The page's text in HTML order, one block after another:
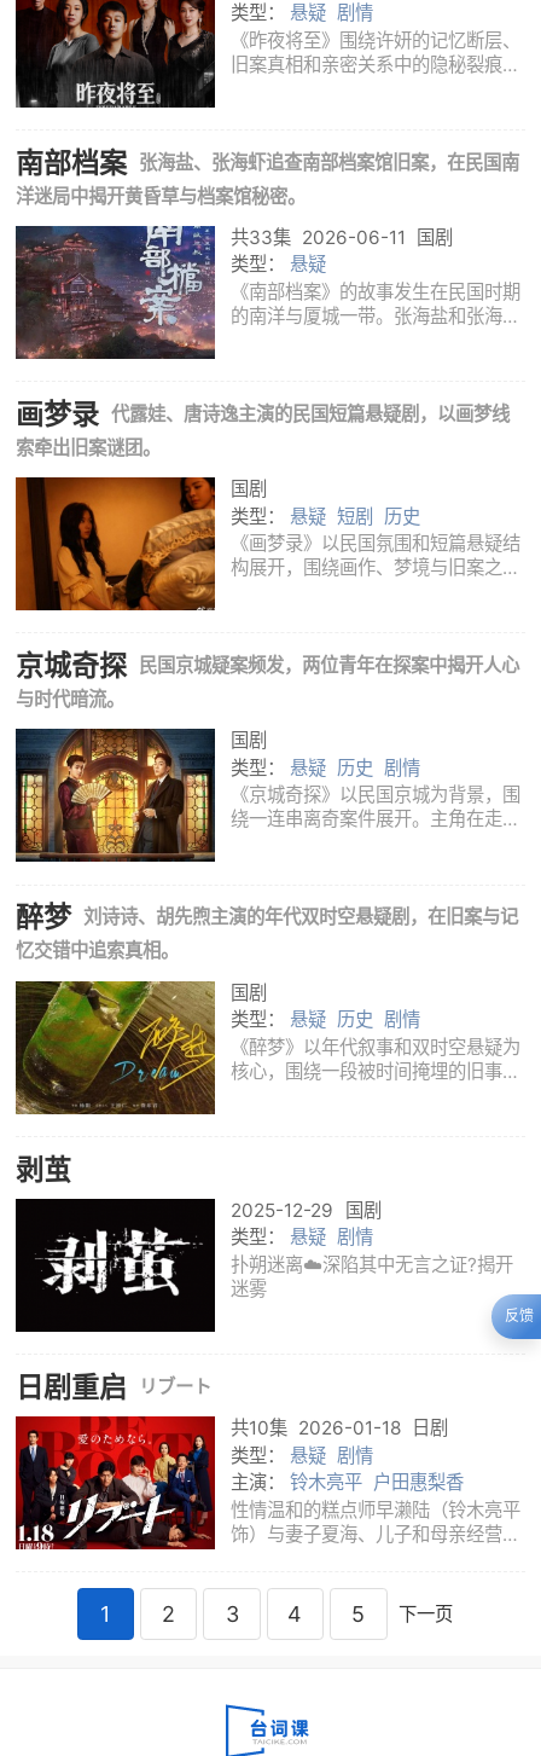
类型： 悬疑 剧情
《昨夜将至》围绕许妍的记忆断层、
旧案真相和亲密关系中的隐秘裂痕展
索也随着新的事件重新浮出水面。剧
中，许妍
南部档案 张海盐、张海虾追查南部档案馆旧案，在民国南
洋迷局中揭开黄昏草与档案馆秘密。
共33集 2026-06-11
国剧
类型： 悬疑
《南部档案》的故事发生在民国时期
的南洋与厦城一带。张海盐和张海虾
朴失踪，最初看似邪神传说的线索，
画梦录 代露娃、唐诗逸主演的民国短篇悬疑剧，以画梦线
索牵出旧案谜团。
国剧
类型： 悬疑 短剧
历史
《画梦录》以民国氛围和短篇悬疑结
构展开，围绕画作、梦境与旧案之间
京城奇探
民国京城疑案频发，两位青年在探案中揭开人心
与时代暗流。
国剧
类型： 悬疑 历史 剧情
《京城奇探》以民国京城为背景，围
绕一连串离奇案件展开。主角在走
醉梦 刘诗诗、胡先煦主演的年代双时空悬疑剧，在旧案与记
忆交错中追索真相。
国剧
类型： 悬疑 历史 剧情
《醉梦》以年代叙事和双时空悬疑为
核心，围绕一段被时间掩埋的旧事展
剥茧
2025-12-29
国剧
类型： 悬疑 剧情
扑朔迷离☁️深陷其中无言之证?揭开
迷雾
日剧重启
リブート
共10集 2026-01-18
日剧
类型： 悬疑 剧情
主演： 铃木亮平 户田惠梨香
性情温和的糕点师早濑陆（铃木亮平
饰）与妻子夏海、儿子和母亲经营
踪，后被发现遇害，早濑却被诬为凶
手。与此同时，警视厅刑警仪堂步
（铃木亮平饰）登场——他是不择手
1 2 3 4 5 下一页
反馈